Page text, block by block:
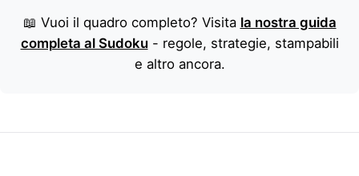
📖 Vuoi il quadro completo? Visita la nostra guida
completa al Sudoku- regole, strategie, stampabili
e altro ancora.